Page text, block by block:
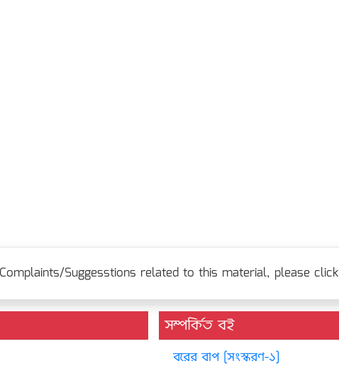
Suggesstions related to this material, please click
সম্পর্কিত বই
বরের বাপ [সংস্করণ-১]